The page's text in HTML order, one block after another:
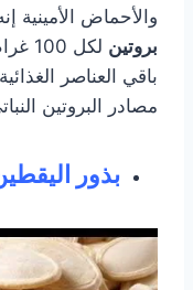
والأحماض الأمينية
بروتين
لكل
باقي العناصر
مصادر البروتين
بذور